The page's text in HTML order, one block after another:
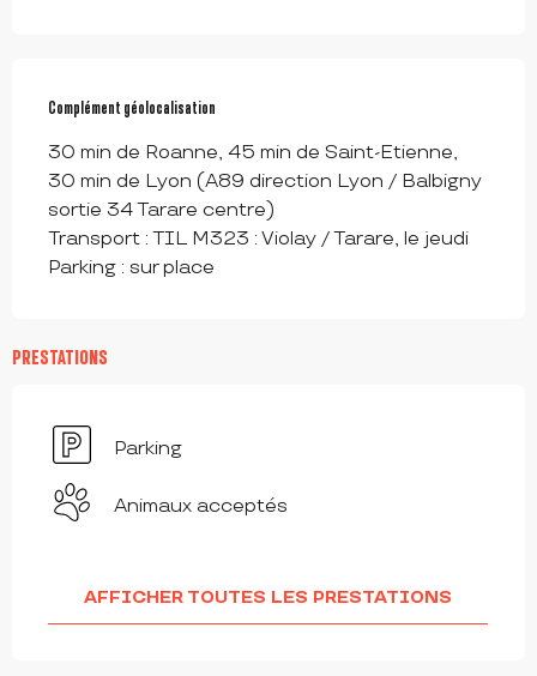
Complément géolocalisation
Complément géolocalisation
30 min de Roanne, 45 min de Saint-Etienne,
30 min de Lyon (A89 direction Lyon / Balbigny
sortie 34 Tarare centre)
Transport : TIL M323 : Violay / Tarare, le jeudi
Parking : sur place
PRESTATIONS
Parking
Animaux acceptés
AFFICHER TOUTES LES PRESTATIONS